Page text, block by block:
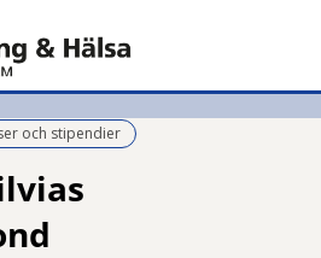
och stipendier